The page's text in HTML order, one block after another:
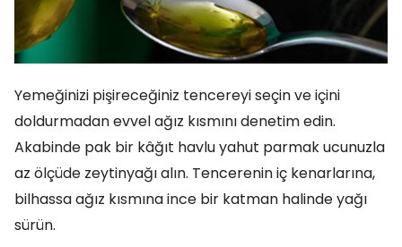
Yemeğinizi pişireceğiniz tencereyi seçin ve içini
doldurmadan evvel ağız kısmını denetim edin.
Akabinde pak bir kâğıt havlu yahut parmak ucunuzla
az ölçüde zeytinyağı alın. Tencerenin iç kenarlarına,
bilhassa ağız kısmına ince bir katman halinde yağı
sürün.